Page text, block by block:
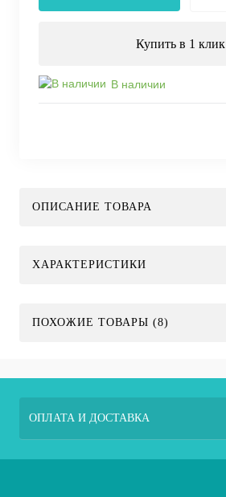
Купить в 1 клик
В наличии
ОПИСАНИЕ ТОВАРА
ХАРАКТЕРИСТИКИ
ПОХОЖИЕ ТОВАРЫ (8)
ОПЛАТА И ДОСТАВКА